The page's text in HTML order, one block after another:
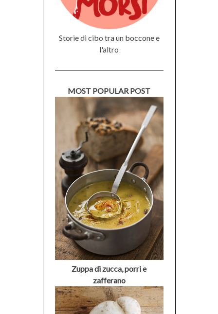
Storie di cibo tra un boccone e
l'altro
MOST POPULAR POST
Zuppa di zucca, porri e
zafferano